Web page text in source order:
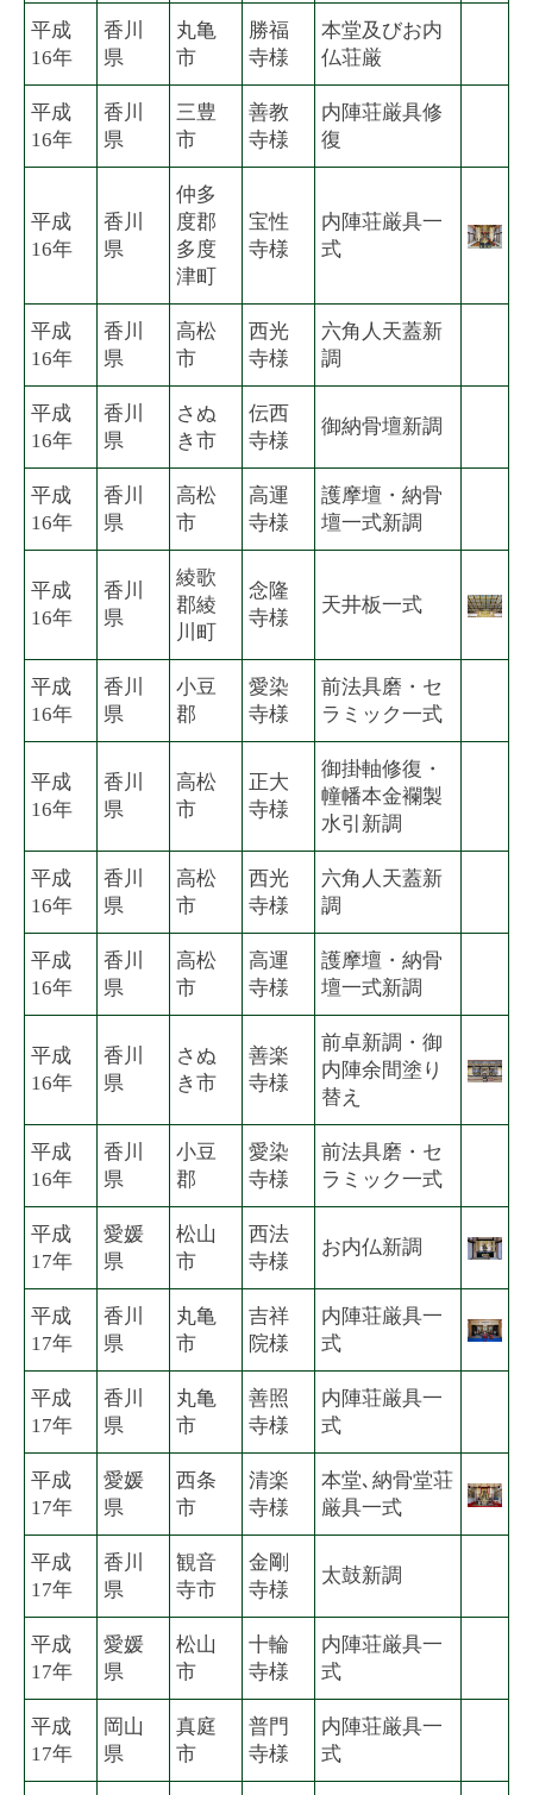
平成
16年
香川
県
丸亀
市
勝福
寺様
本堂及びお内
仏荘厳
平成
16年
香川
県
三豊
市
善教
寺様
内陣荘厳具修
復
平成
16年
香川
県
仲多
度郡
多度
津町
宝性
寺様
内陣荘厳具一
式
平成
16年
香川
県
高松
市
西光
寺様
六角人天蓋新
調
平成
16年
香川
県
さぬ
き市
伝西
寺様
御納骨壇新調
平成
16年
香川
県
高松
市
高運
寺様
護摩壇・納骨
壇一式新調
平成
16年
香川
県
綾歌
郡綾
川町
念隆
寺様
天井板一式
平成
16年
香川
県
小豆
郡
愛染
寺様
前法具磨・セ
ラミック一式
平成
16年
香川
県
高松
市
正大
寺様
御掛軸修復・
幢幡本金襴製
水引新調
平成
16年
香川
県
高松
市
西光
寺様
六角人天蓋新
調
平成
16年
香川
県
高松
市
高運
寺様
護摩壇・納骨
壇一式新調
平成
16年
香川
県
さぬ
き市
善楽
寺様
前卓新調・御
内陣余間塗り
替え
平成
16年
香川
県
小豆
郡
愛染
寺様
前法具磨・セ
ラミック一式
平成
17年
愛媛
県
松山
市
西法
寺様
お内仏新調
平成
17年
香川
県
丸亀
市
吉祥
院様
内陣荘厳具一
式
平成
17年
香川
県
丸亀
市
善照
寺様
内陣荘厳具一
式
平成
17年
愛媛
県
西条
市
清楽
寺様
本堂､納骨堂荘
厳具一式
平成
17年
香川
県
観音
寺市
金剛
寺様
太鼓新調
平成
17年
愛媛
県
松山
市
十輪
寺様
内陣荘厳具一
式
平成
17年
岡山
県
真庭
市
普門
寺様
内陣荘厳具一
式